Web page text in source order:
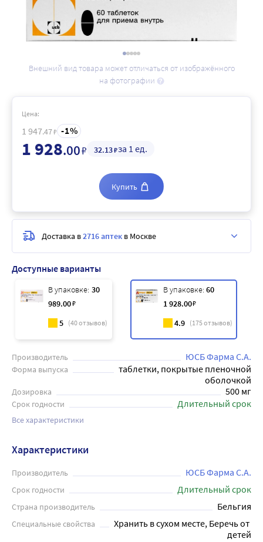
Внешний вид товара может отличаться от изображённого
на фотографии
Доступные варианты
В упаковке: 30
989.00₽
5 (40отзывов)
В упаковке: 60
1 928.00₽
4.9 (175отзывов)
Производитель ЮСБ Фарма С.А.
Форма выпуска
таблетки, покрытые пленочной
оболочкой
Дозировка 500 мг
Срок годности Длительный срок
Все характеристики
Цена:
1 947.47₽ 1
1 928.00₽ 32.13₽за 1 ед.
Купить
Доставка в2716 аптек в Москве
Характеристики
Производитель ЮСБ Фарма С.А.
Срок годности Длительный срок
Страна производитель Бельгия
Специальные свойства
Хранить в сухом месте, Беречь от
детей